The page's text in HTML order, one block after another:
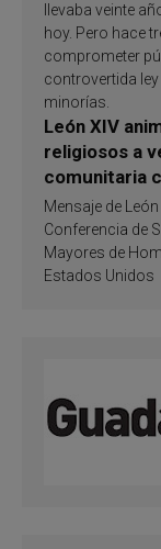
llevaba veinte
hoy. Pero hace
comprometer
controvertida
minorías.
León XIV
religiosos a
comunitaria
de
santificación
Mensaje de León
Conferencia de
Mayores de
Estados Unidos